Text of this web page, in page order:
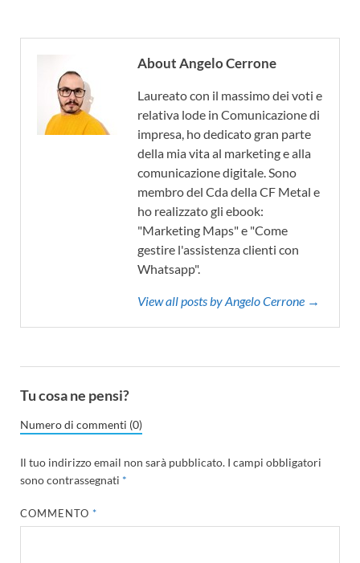
About Angelo Cerrone
Laureato con il massimo dei voti e
relativa lode in Comunicazione di
impresa, ho dedicato gran parte
della mia vita al marketing e alla
comunicazione digitale. Sono
membro del Cda della CF Metal e
ho realizzato gli ebook:
"Marketing Maps" e "Come
gestire l'assistenza clienti con
Whatsapp".
View all posts by Angelo Cerrone →
Tu cosa ne pensi?
Numero di commenti (0)
Il tuo indirizzo email non sarà pubblicato. I campi obbligatori
sono contrassegnati *
COMMENTO*